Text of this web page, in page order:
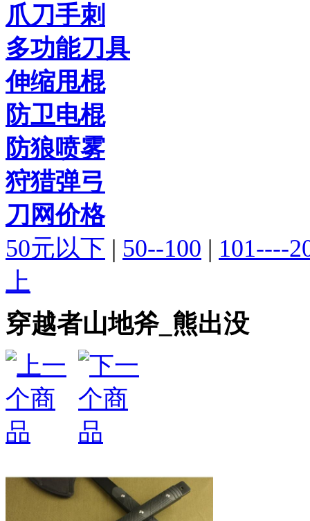
爪刀手刺
多功能刀具
伸缩甩棍
防卫电棍
防狼喷雾
狩猎弹弓
刀网价格
50元以下 | 50--100 | 101----
上
穿越者山地斧_熊出没